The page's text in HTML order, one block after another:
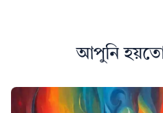
আপুনি